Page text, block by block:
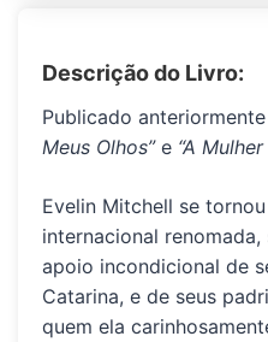
Descrição do Livro:
Publicado
Meus Olhos”e “A
Evelin Mitchell se
internacional
apoio incondicional de
Catarina, e de seus
quem ela